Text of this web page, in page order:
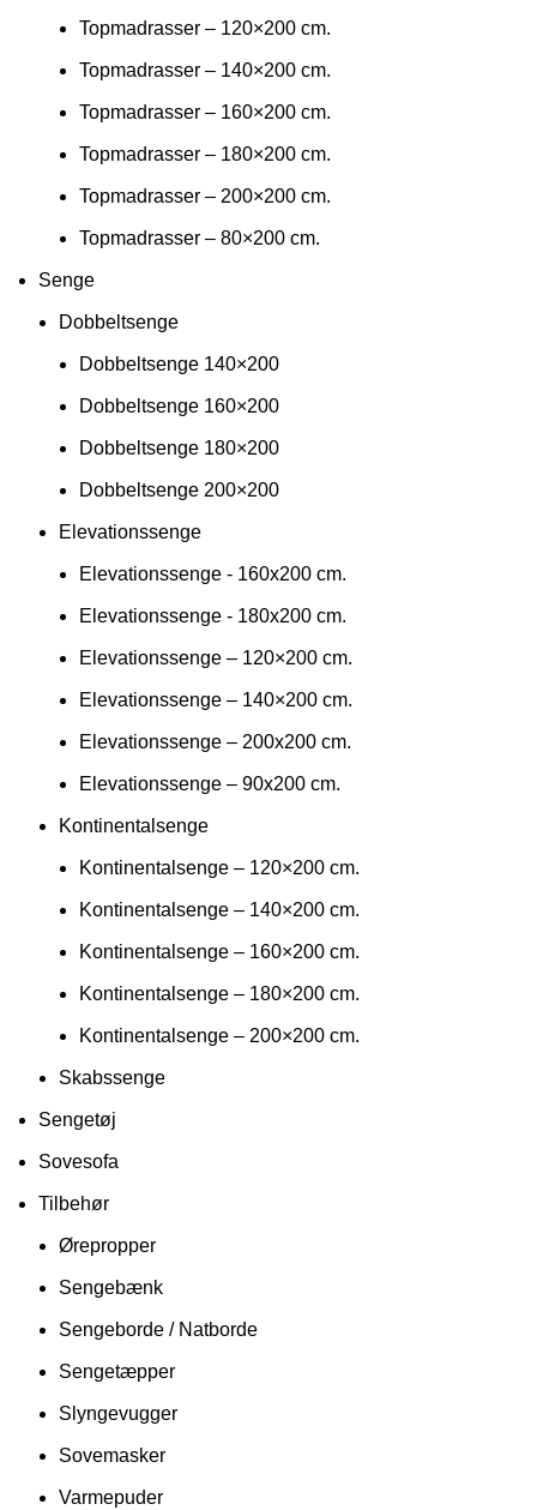
Topmadrasser – 120×200 cm.
Topmadrasser – 140×200 cm.
Topmadrasser – 160×200 cm.
Topmadrasser – 180×200 cm.
Topmadrasser – 200×200 cm.
Topmadrasser – 80×200 cm.
Senge
Dobbeltsenge
Dobbeltsenge 140×200
Dobbeltsenge 160×200
Dobbeltsenge 180×200
Dobbeltsenge 200×200
Elevationssenge
Elevationssenge - 160x200 cm.
Elevationssenge - 180x200 cm.
Elevationssenge – 120×200 cm.
Elevationssenge – 140×200 cm.
Elevationssenge – 200x200 cm.
Elevationssenge – 90x200 cm.
Kontinentalsenge
Kontinentalsenge – 120×200 cm.
Kontinentalsenge – 140×200 cm.
Kontinentalsenge – 160×200 cm.
Kontinentalsenge – 180×200 cm.
Kontinentalsenge – 200×200 cm.
Skabssenge
Sengetøj
Sovesofa
Tilbehør
Ørepropper
Sengebænk
Sengeborde / Natborde
Sengetæpper
Slyngevugger
Sovemasker
Varmepuder